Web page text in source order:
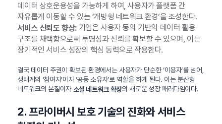
데이터 상호운용성을 가능하게 하여, 사용자가 플랫폼 간
자유롭게 이동할 수 있는 ‘개방형 네트워크 환경’을 조성한다.
서비스 신뢰도 향상:기업은 사용자 동의 기반의 데이터 활용
구조를 채택함으로써 투명성과 신뢰를 확보할 수 있으며, 이는
장기적인 서비스 성장의 핵심 동력으로 작용한다.
결국 데이터 주권이 확보된 환경에서는 사용자가 단순한 ‘이용자’를 넘어,
생태계의 ‘참여자’이자 ‘공동 소유자’로 역할을 하게 된다. 이는 분산형
네트워크의 본질이자 소셜 네트워크 확장의 새로운 성장 패러다임이다.
2. 프라이버시 보호 기술의 진화와 서비스